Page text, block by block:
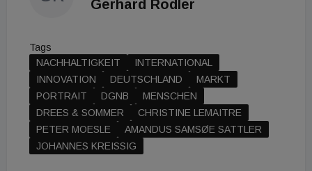
Gerhard Rodler
Tags
NACHHALTIGKEIT
INTERNATIONAL
INNOVATION
DEUTSCHLAND
MARKT
PORTRAIT
DGNB
MENSCHEN
DREES & SOMMER
CHRISTINE LEMAITRE
PETER MOESLE
AMANDUS SAMSØE SATTLER
JOHANNES KREISSIG